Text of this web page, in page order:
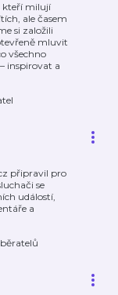
kteří milují
ale časem
si založili
mluvit
všechno
inspirovat a
připravil pro
se
událostí,
a